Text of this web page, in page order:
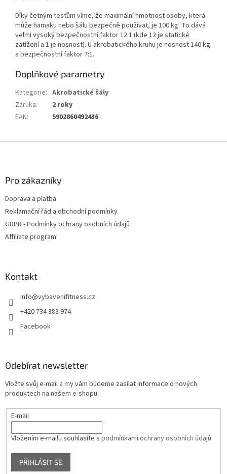
Díky četným testům víme, že maximální hmotnost osoby, která
může hamaku nebo šálu bezpečně používat, je 100 kg. To dává
velmi vysoký bezpečnostní faktor 12:1 (kde 12 je statické
zatížení a 1 je nosnost). U akrobatického kruhu je nosnost 140 kg
a bezpečnostní faktor 7:1.
Doplňkové parametry
Kategorie: Akrobatické šály
Záruka:
2 roky
EAN: 5902860492436
Pro zákazníky
Doprava a platba
Reklamační řád a obchodní podmínky
GDPR - Podmínky ochrany osobních údajů
Affiliate program
Kontakt
info@vybavenifitness.cz
+420 734 383 974
Facebook
Odebírat newsletter
Vložte svůj e-mail a my vám budeme zasílat informace o nových
produktech na našem e-shopu.
E-mail
Vložením e-mailu souhlasíte s podmínkami ochrany osobních údajů
PŘIHLÁSIT SE